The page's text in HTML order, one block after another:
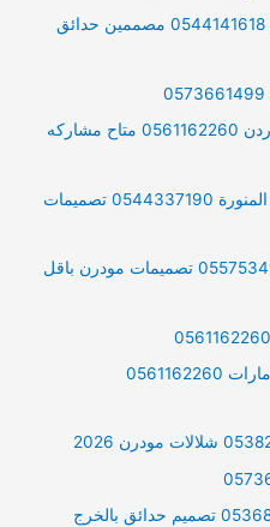
افضل شركة تنسيق حدائق بالرياض 0544141618 مصممين حدائق
شركة نقل عفش من الدمام الى الاردن 0561162260 متاح مشاركه
افضل شركة تنسيق حدائق بالمدينة المنورة 0544337190 تصميمات
شركة تصميم شلالات بالاحساء 0557534995 تصميمات مودرن باقل
شركة نقل عفش من الدمام الى الامارات 0561162260